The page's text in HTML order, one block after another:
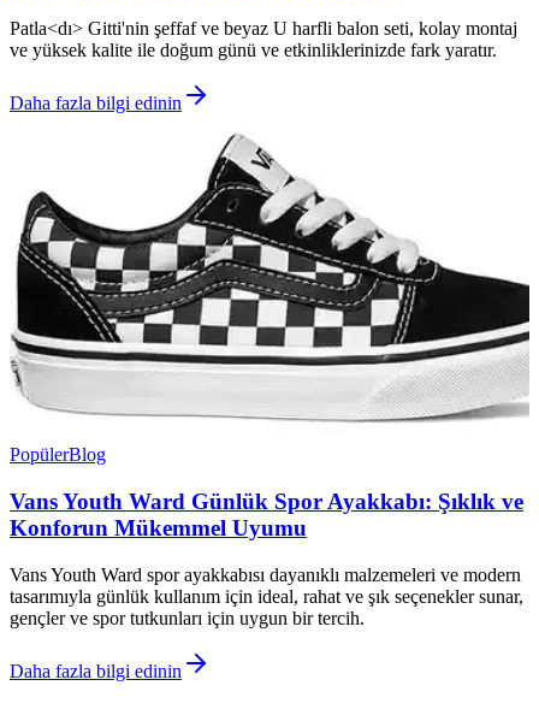
Patla<dı> Gitti'nin şeffaf ve beyaz U harfli balon seti, kolay montaj
ve yüksek kalite ile doğum günü ve etkinliklerinizde fark yaratır.
Daha fazla bilgi edinin
PopülerBlog
Vans Youth Ward Günlük Spor Ayakkabı: Şıklık ve
Konforun Mükemmel Uyumu
Vans Youth Ward spor ayakkabısı dayanıklı malzemeleri ve modern
tasarımıyla günlük kullanım için ideal, rahat ve şık seçenekler sunar,
gençler ve spor tutkunları için uygun bir tercih.
Daha fazla bilgi edinin